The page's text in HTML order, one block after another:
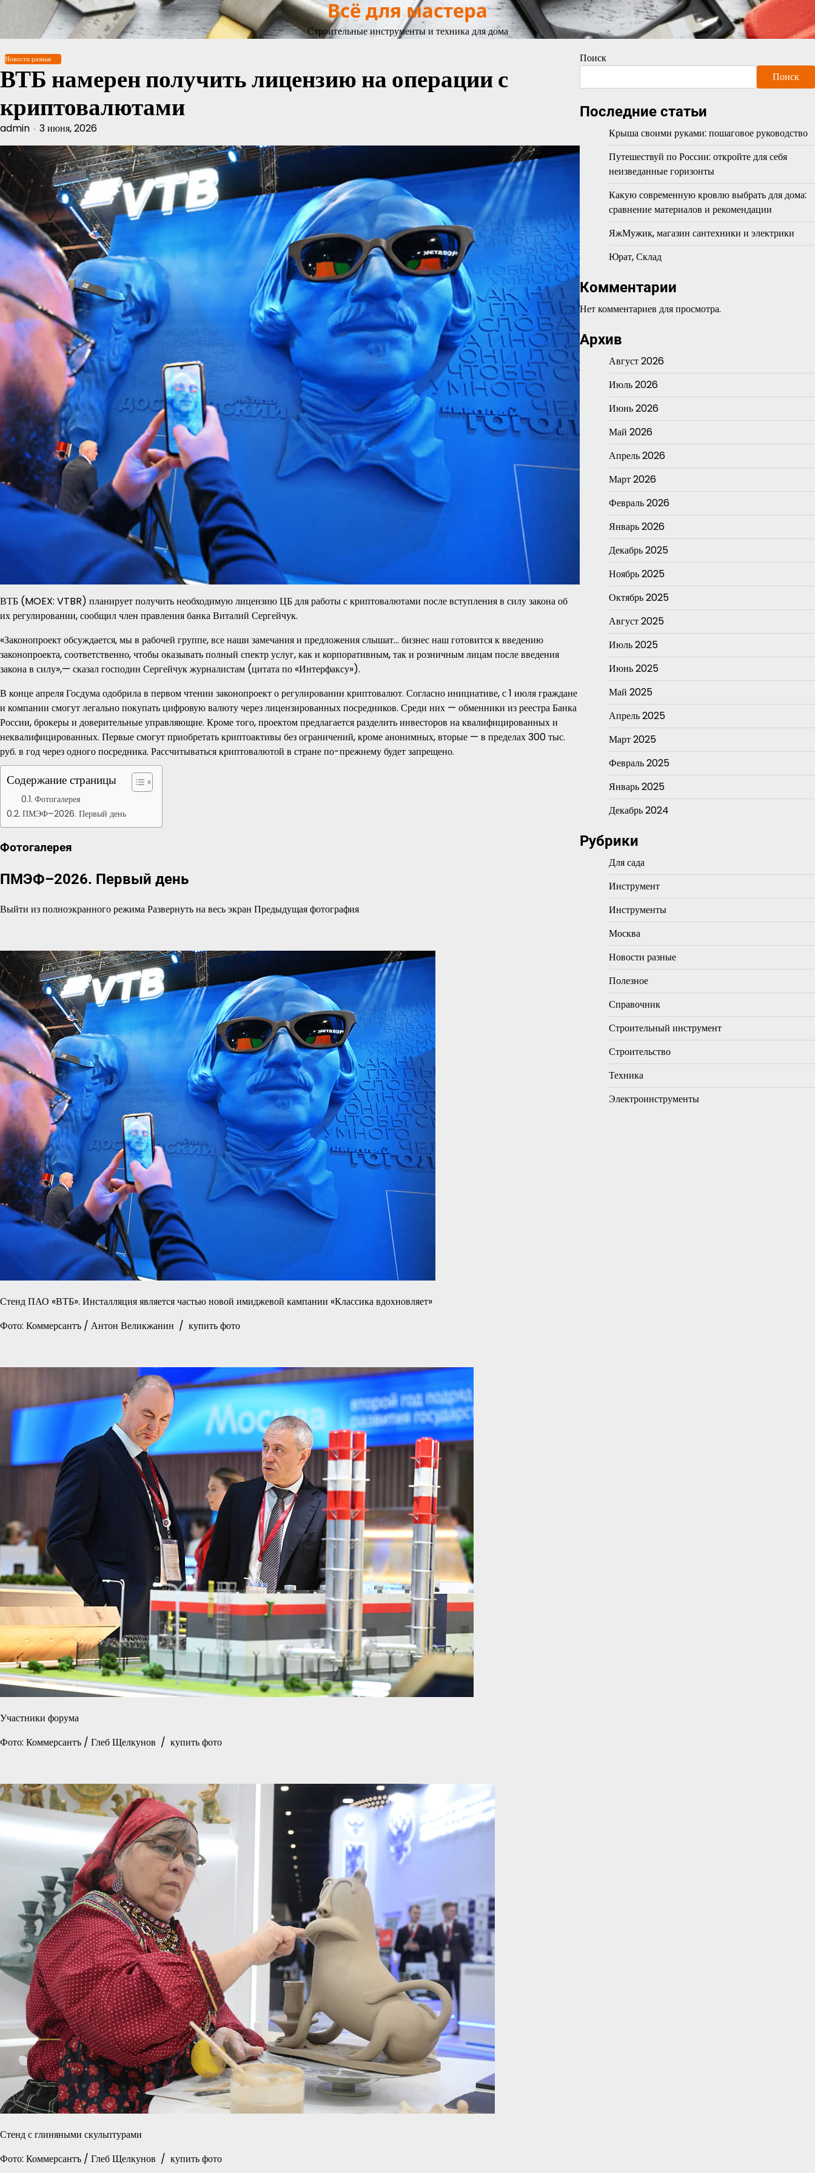
содержимому
Всё для мастера
Строительные инструменты и техника для дома
Новости разные
ВТБ намерен получить лицензию на операции с
криптовалютами
admin 3 июня, 2026
ВТБ (MOEX: VTBR) планирует получить необходимую лицензию ЦБ для работы с криптовалютами после вступления в силу закона об
их регулировании, сообщил член правления банка Виталий Сергейчук.
«Законопроект обсуждается, мы в рабочей группе, все наши замечания и предложения слышат… бизнес наш готовится к введению
законопроекта, соответственно, чтобы оказывать полный спектр услуг, как и корпоративным, так и розничным лицам после введения
закона в силу»,— сказал господин Сергейчук журналистам (цитата по «Интерфаксу»).
В конце апреля Госдума одобрила в первом чтении законопроект о регулировании криптовалют. Согласно инициативе, с 1 июля граждане
и компании смогут легально покупать цифровую валюту через лицензированных посредников. Среди них — обменники из реестра Банка
России, брокеры и доверительные управляющие. Кроме того, проектом предлагается разделить инвесторов на квалифицированных и
неквалифицированных. Первые смогут приобретать криптоактивы без ограничений, кроме анонимных, вторые — в пределах 300 тыс.
руб. в год через одного посредника. Рассчитываться криптовалютой в стране по-прежнему будет запрещено.
Содержание страницы
Фотогалерея
ПМЭФ–2026. Первый день
Фотогалерея
ПМЭФ–2026. Первый день
Выйти из полноэкранного режима Развернуть на весь экран Предыдущая фотография
Стенд ПАО «ВТБ». Инсталляция является частью новой имиджевой кампании «Классика вдохновляет»
Фото: Коммерсантъ / Антон Великжанин / купить фото
Участники форума
Фото: Коммерсантъ / Глеб Щелкунов / купить фото
Стенд с глиняными скульптурами
Фото: Коммерсантъ / Глеб Щелкунов / купить фото
Поиск
Поиск
Последние статьи
Крыша своими руками: пошаговое руководство
Путешествуй по России: откройте для себя
неизведанные горизонты
Какую современную кровлю выбрать для дома:
сравнение материалов и рекомендации
ЯжМужик, магазин сантехники и электрики
Юрат, Склад
Комментарии
Нет комментариев для просмотра.
Архив
Август 2026
Июль 2026
Июнь 2026
Май 2026
Апрель 2026
Март 2026
Февраль 2026
Январь 2026
Декабрь 2025
Ноябрь 2025
Октябрь 2025
Август 2025
Июль 2025
Июнь 2025
Май 2025
Апрель 2025
Март 2025
Февраль 2025
Январь 2025
Декабрь 2024
Рубрики
Для сада
Инструмент
Инструменты
Москва
Новости разные
Полезное
Справочник
Строительный инструмент
Строительство
Техника
Электроинструменты